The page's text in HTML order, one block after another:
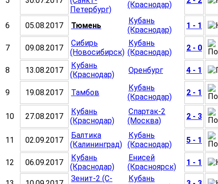
Петербург)
(Краснодар)
6 05.08.2017 Тюмень
Кубань
(Краснодар)
1 - 1
7 09.08.2017
Сибирь
(Новосибирск)
Кубань
(Краснодар)
2 - 0
8 13.08.2017
Кубань
(Краснодар)
Оренбург 4 - 1
9 19.08.2017 Тамбов
Кубань
(Краснодар)
2 - 1
10 27.08.2017
Кубань
(Краснодар)
Спартак-2
(Москва)
2 - 3
11 02.09.2017
Балтика
(Калининград)
Кубань
(Краснодар)
5 - 1
12 06.09.2017
Кубань
(Краснодар)
Енисей
(Красноярск)
1 - 1
Зенит-2 (С-
Кубань